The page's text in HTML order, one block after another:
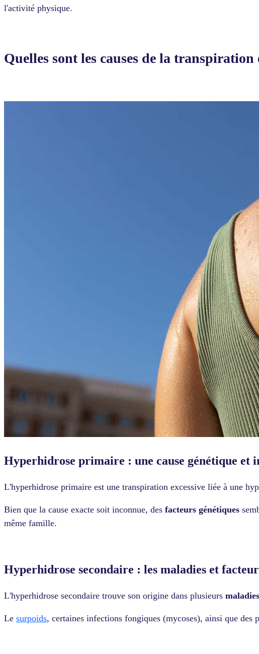
l'activité physique.
Quelles sont les causes de la transpiration
Hyperhidrose primaire : une cause génétique et
L'hyperhidrose primaire est une transpiration excessive liée à une
Bien que la cause exacte soit inconnue, des facteurs génétiques
même famille.
Hyperhidrose secondaire : les maladies et
L'hyperhidrose secondaire trouve son origine dans plusieurs
Le surpoids, certaines infections fongiques (mycoses), ainsi que